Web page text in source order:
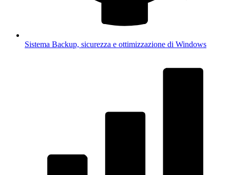
Sistema Backup, sicurezza e ottimizzazione di Windows